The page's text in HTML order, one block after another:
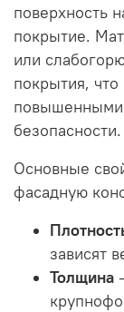
поверхность
покрытие.
или
покрытия,
повышенными
безопасности.
Основные
фасадную
зависят
Толщина